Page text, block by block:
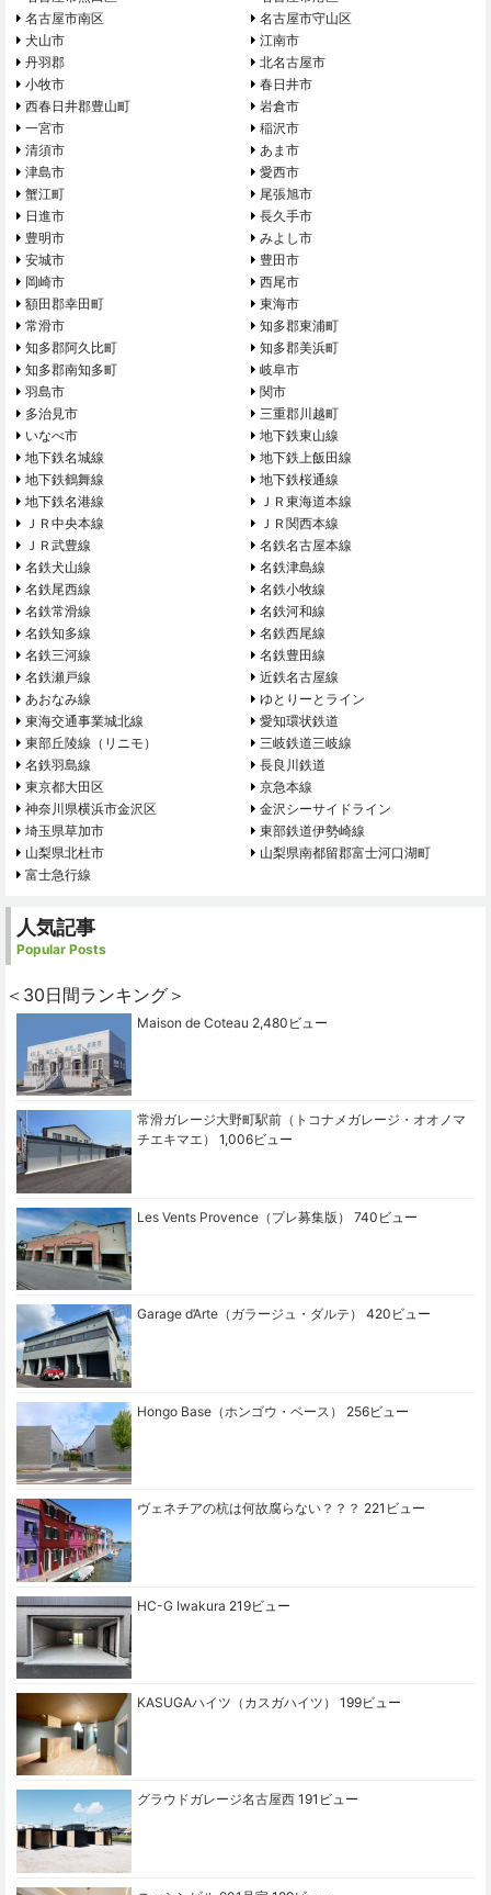
名古屋市南区
名古屋市守山区
犬山市
江南市
丹羽郡
北名古屋市
小牧市
春日井市
西春日井郡豊山町
岩倉市
一宮市
稲沢市
清須市
あま市
津島市
愛西市
蟹江町
尾張旭市
日進市
長久手市
豊明市
みよし市
安城市
豊田市
岡崎市
西尾市
額田郡幸田町
東海市
常滑市
知多郡東浦町
知多郡阿久比町
知多郡美浜町
知多郡南知多町
岐阜市
羽島市
関市
多治見市
三重郡川越町
いなべ市
地下鉄東山線
地下鉄名城線
地下鉄上飯田線
地下鉄鶴舞線
地下鉄桜通線
地下鉄名港線
ＪＲ東海道本線
ＪＲ中央本線
ＪＲ関西本線
ＪＲ武豊線
名鉄名古屋本線
名鉄犬山線
名鉄津島線
名鉄尾西線
名鉄小牧線
名鉄常滑線
名鉄河和線
名鉄知多線
名鉄西尾線
名鉄三河線
名鉄豊田線
名鉄瀬戸線
近鉄名古屋線
あおなみ線
ゆとりーとライン
東海交通事業城北線
愛知環状鉄道
東部丘陵線（リニモ）
三岐鉄道三岐線
名鉄羽島線
長良川鉄道
東京都大田区
京急本線
神奈川県横浜市金沢区
金沢シーサイドライン
埼玉県草加市
東部鉄道伊勢崎線
山梨県北杜市
山梨県南都留郡富士河口湖町
富士急行線
人気記事
Popular Posts
＜30日間ランキング＞
Maison de Coteau 2,480ビュー
常滑ガレージ大野町駅前（トコナメガレージ・オオノマ
チエキマエ）
1,006ビュー
Les Vents Provence（プレ募集版） 740ビュー
Garage d’Arte（ガラージュ・ダルテ） 420ビュー
Hongo Base（ホンゴウ・ベース） 256ビュー
ヴェネチアの杭は何故腐らない？？？ 221ビュー
HC-G Iwakura 219ビュー
KASUGAハイツ（カスガハイツ） 199ビュー
グラウドガレージ名古屋西 191ビュー